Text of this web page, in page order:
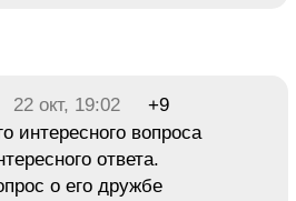
22 окт, 19:02
+9
интересного вопроса
ответа.
о его дружбе